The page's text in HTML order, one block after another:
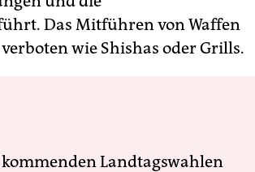
Das Mitführen von Waffen
wie Shishas oder Grills.
Landtagswahlen